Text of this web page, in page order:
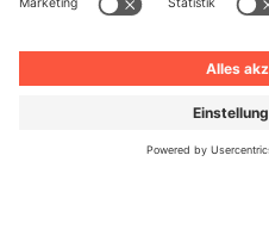
Datenschutz